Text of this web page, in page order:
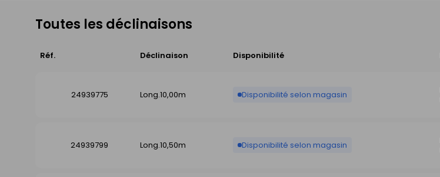
Toutes les déclinaisons
Réf. Déclinaison Disponibilité
24939775
Long.10,00m Disponibilité selon magasin
24939799 Long.10,50m Disponibilité selon magasin